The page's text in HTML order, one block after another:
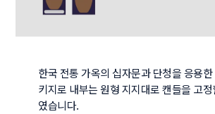
한국 전통 가옥의 십자문과 단청을 응용
키지로 내부는 원형 지지대로 캔들을 고
였습니다.